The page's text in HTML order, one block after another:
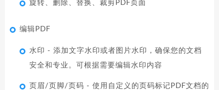
旋转、删除、替换、裁剪PDF页面
编辑PDF
水印 - 添加文字水印或者图片水印，确保您的文档
安全和专业。可根据需要编辑水印内容
页眉/页脚/页码 - 使用自定义的页码标记PDF文档的